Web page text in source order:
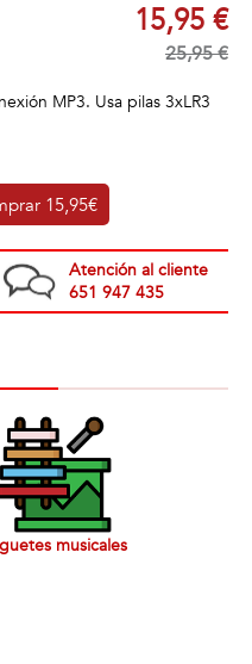
15,95 €
25,95 €
MP3. Usa pilas 3xLR3
15,95€
Atención al cliente
651 947 435
musicales